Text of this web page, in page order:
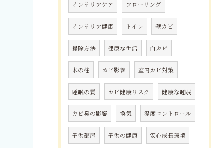
インテリアケア フローリング
インテリア健康 トイレ 壁カビ
掃除方法 健康な生活 白カビ
木の柱 カビ影響 室内カビ対策
睡眠の質 カビ健康リスク 健康な睡眠
カビ臭の影響 換気 湿度コントロール
子供部屋 子供の健康 安心成長環境